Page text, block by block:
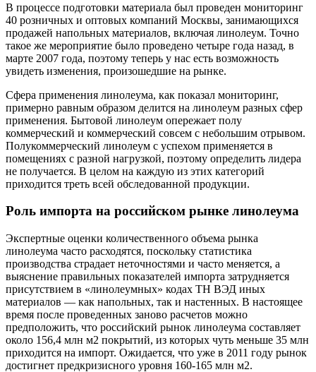
В процессе подготовки материала был проведен мониторинг
40 розничных и оптовых компаний Москвы, занимающихся
продажей напольных материалов, включая линолеум. Точно
такое же мероприятие было проведено четыре года назад, в
марте 2007 года, поэтому теперь у нас есть возможность
увидеть изменения, произошедшие на рынке.
Сфера применения линолеума, как показал мониторинг,
примерно равным образом делится на линолеум разных сфер
применения. Бытовой линолеум опережает полу
коммерческий и коммерческий совсем с небольшим отрывом.
Полукоммерческий линолеум с успехом применяется в
помещениях с разной нагрузкой, поэтому определить лидера
не получается. В целом на каждую из этих категорий
приходится треть всей обследованной продукции.
Роль импорта на российском рынке линолеума
Экспертные оценки количественного объема рынка
линолеума часто расходятся, поскольку статистика
производства страдает неточностями и часто меняется, а
выяснение правильных показателей импорта затрудняется
присутствием в «линолеумных» кодах ТН ВЭД иных
материалов — как напольных, так и настенных. В настоящее
время после проведенных заново расчетов можно
предположить, что российский рынок линолеума составляет
около 156,4 млн м2 покрытий, из которых чуть меньше 35 млн
приходится на импорт. Ожидается, что уже в 2011 году рынок
достигнет предкризисного уровня 160-165 млн м2.